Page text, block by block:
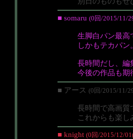
■ somaru (0回/2015/11/
生脚白パン最高
しかもテカパン
長時間だし、編
今後の作品も期
■ アース (0回/2015/11/
長時間で高画質
これからも楽し
■ knight (0回/2015/12/